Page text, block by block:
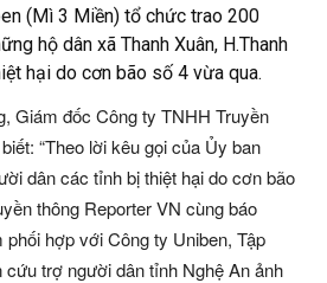
(Mì 3 Miền) tổ chức trao 200
hộ dân xã Thanh Xuân, H.Thanh
hại do cơn bão số 4 vừa qua.
Giám đốc Công ty TNHH Truyền
“Theo lời kêu gọi của Ủy ban
dân các tỉnh bị thiệt hại do cơn bão
thông Reporter VN cùng báo
phối hợp với Công ty Uniben, Tập
cứu trợ người dân tỉnh Nghệ An ảnh